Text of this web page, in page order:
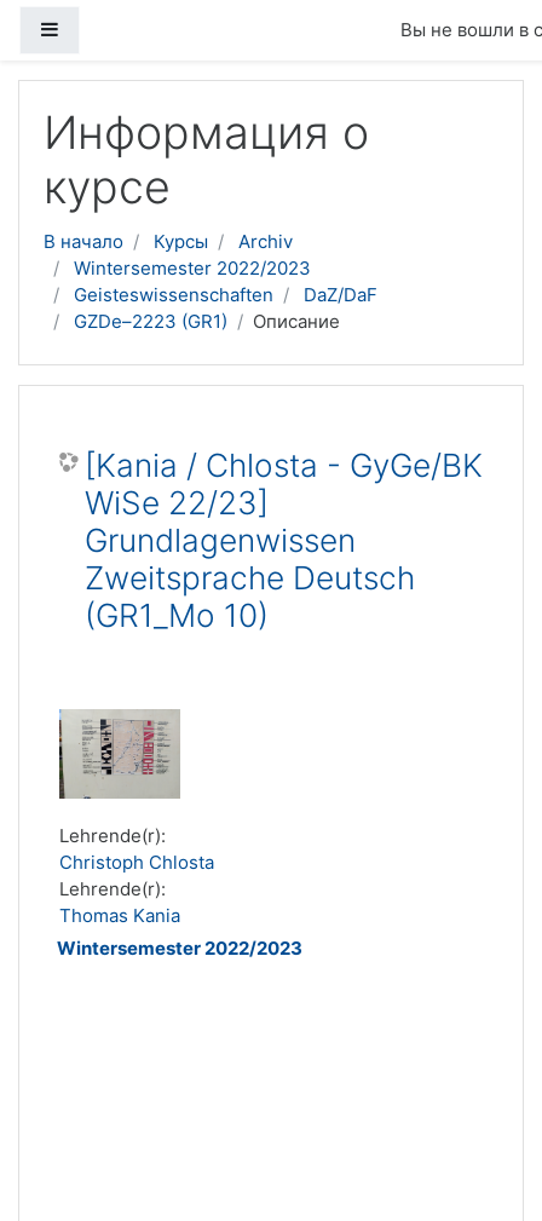
Вы не вошли в
Информация о
курсе
В начало Курсы
Archiv
Wintersemester 2022/2023
Geisteswissenschaften
DaZ/DaF
GZDe–2223 (GR1)
Описание
[Kania / Chlosta - GyGe/BK
WiSe 22/23]
Grundlagenwissen
Zweitsprache Deutsch
(GR1_Mo 10)
Lehrende(r):
Christoph Chlosta
Lehrende(r):
Thomas Kania
Wintersemester 2022/2023